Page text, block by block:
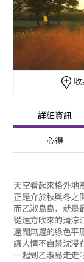
詳細資訊
心得
天空看起來格外地
正是介於秋與冬之
而乙淑島島，就是
從遠方吹來的清涼
遼闊無邊的綠色平
讓人情不自禁沈浸
一起到乙淑島走走